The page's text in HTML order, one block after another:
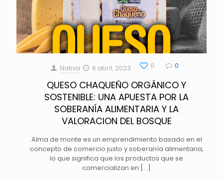
Nativa 6 abril, 2023 0 0
QUESO CHAQUEÑO ORGÁNICO Y
SOSTENIBLE: UNA APUESTA POR LA
SOBERANÍA ALIMENTARIA Y LA
VALORACION DEL BOSQUE
Alma de monte es un emprendimiento basado en el
concepto de comercio justo y soberanía alimentaria,
lo que significa que los productos que se
comercializan en […]